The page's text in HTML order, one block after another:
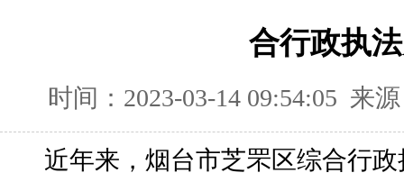
合行政执
时间：2023-03-14 09:54:05 来
近年来，烟台市芝罘区综合行政